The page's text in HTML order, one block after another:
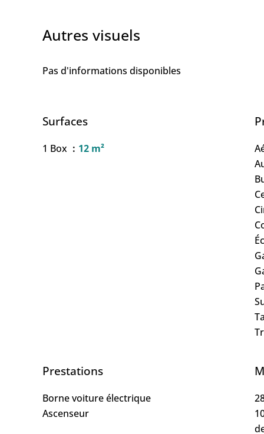
Autres visuels
Pas d'informations disponibles
Surfaces
1 Box 12 m²
Prestations
Borne voiture électrique
Ascenseur